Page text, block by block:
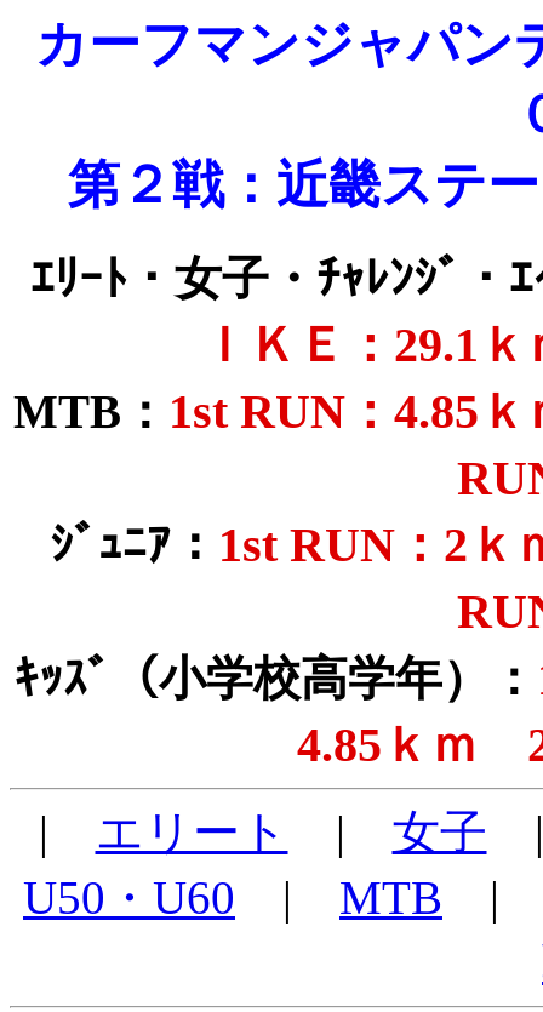
カーフマンジャパン
第２戦：近畿ステ
ｴﾘｰﾄ・女子・ﾁｬﾚﾝｼﾞ・
ＩＫＥ：29.1
MTB： 1st RUN：4.85
ｼﾞｭﾆｱ： 1st RUN：2
ｷｯｽﾞ（小学校高学年）：
4.85ｋｍ
| エリート | 女子
U50・U60 | MTB